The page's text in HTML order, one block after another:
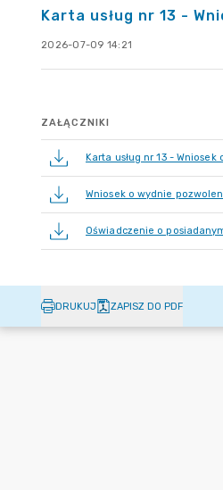
Karta usług nr 13 -
2026-07-09 14:21
ZAŁĄCZNIKI
Karta usług nr 13 -
Wniosek o wydnie
Oświadczenie o
DRUKUJ ZAPISZ DO PDF